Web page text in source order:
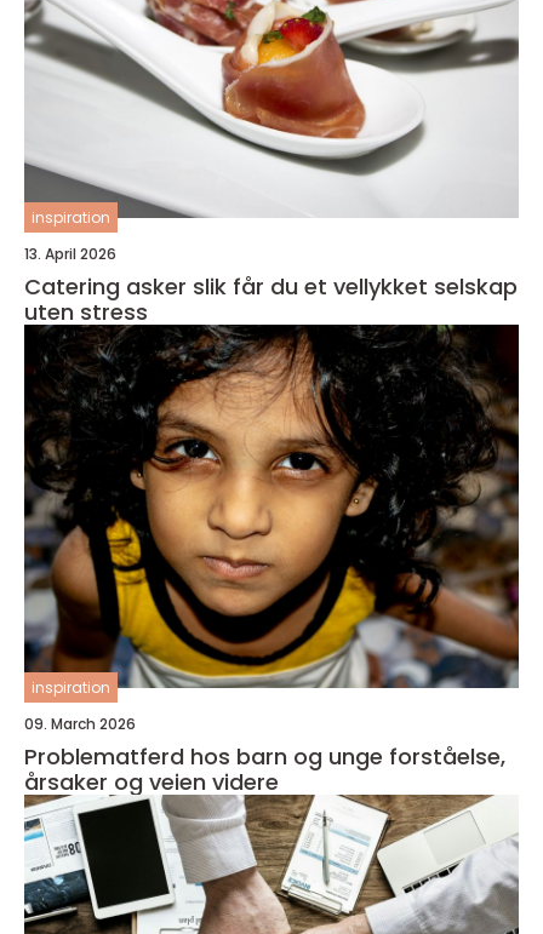
inspiration
13. April 2026
Catering asker slik får du et vellykket selskap
uten stress
inspiration
09. March 2026
Problematferd hos barn og unge forståelse,
årsaker og veien videre